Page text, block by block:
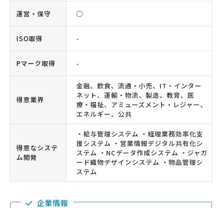
運営・保守 ◯
ISO取得 -
Pマーク取得 -
得意業界
金融、飲食、流通・小売、IT・インター
ネット、運輸・物流、製造、教育、医
療・福祉、アミューズメント・レジャー、
エネルギー、公共
得意なシステ
ム開発
・給与管理システム ・経理業務効率化支
援システム ・営業情報デジタル共有化シ
ステム ・NCデータ作成システム ・ジャガ
ード織物デザインシステム ・物品管理シ
ステム
企業情報